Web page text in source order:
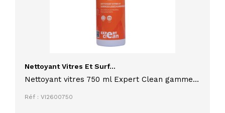
Nettoyant Vitres Et Surf...
Nettoyant vitres 750 ml Expert Clean gamme
Réf : VI2600750